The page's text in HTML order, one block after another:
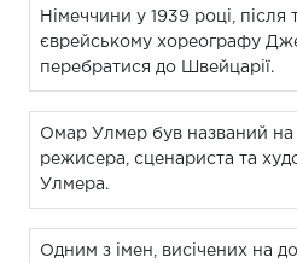
Німеччини у 1939 році, після
єврейському хореографу
перебратися до Швейцарії.
Омар Улмер був названий на
режисера, сценариста та
Улмера.
Одним з імен, висічених на